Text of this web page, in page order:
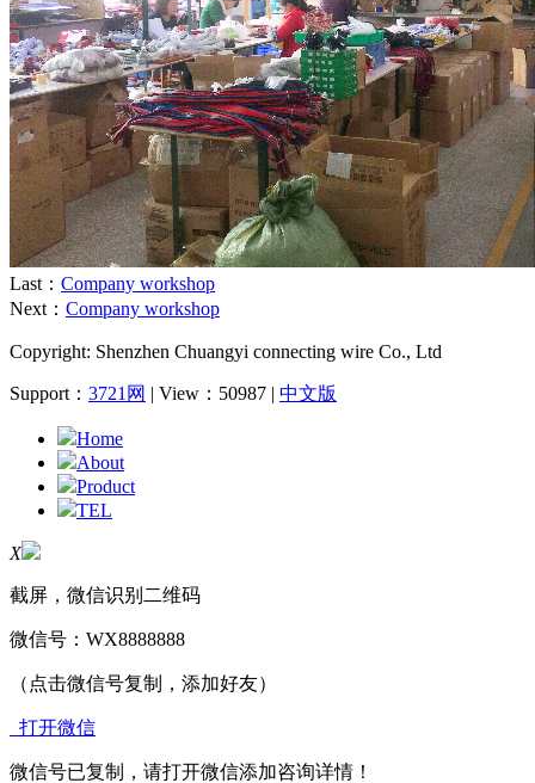
Last： Company workshop
Next： Company workshop
Copyright: Shenzhen Chuangyi connecting wire Co., Ltd
Support： 3721网 | View：50987 | 中文版
Home
About
Product
TEL
X
截屏，微信识别二维码
微信号： WX8888888
（点击微信号复制，添加好友）
打开微信
微信号已复制，请打开微信添加咨询详情！